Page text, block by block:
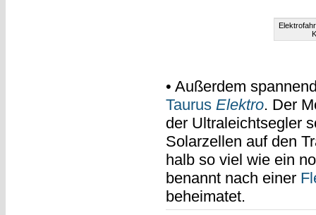
• Außerdem
Taurus Elektro. Der
der Ultraleichtsegler
Solarzellen auf den
halb so viel wie ein
benannt nach einer
beheimatet.